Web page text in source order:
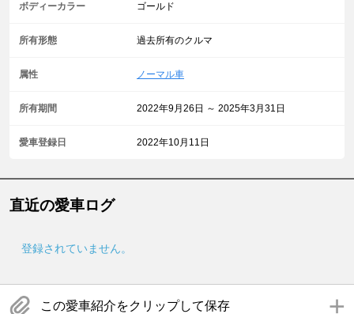
ボディーカラー ゴールド
所有形態 過去所有のクルマ
属性 ノーマル車
所有期間 2022年9月26日 ～ 2025年3月31日
愛車登録日 2022年10月11日
直近の愛車ログ
登録されていません。
この愛車紹介をクリップして保存